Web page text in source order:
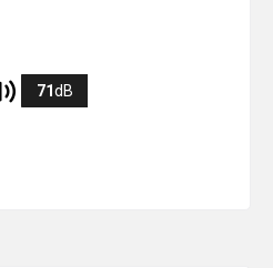
71dB